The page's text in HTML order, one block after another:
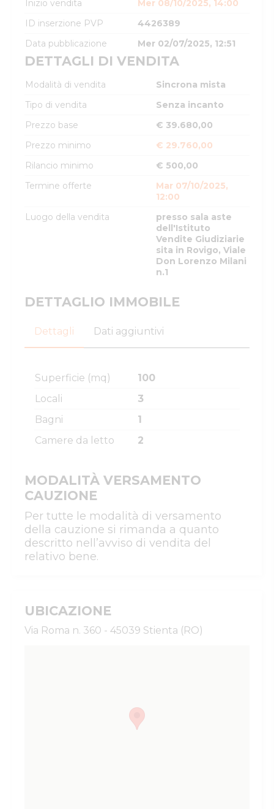
Inizio vendita
Mer 08/10/2025, 14:00
ID inserzione PVP
4426389
Data pubblicazione
Mer 02/07/2025, 12:51
DETTAGLI DI VENDITA
Modalità di vendita
Sincrona mista
Tipo di vendita
Senza incanto
Prezzo base
€ 39.680,00
Prezzo minimo
€ 29.760,00
Rilancio minimo
€ 500,00
Termine offerte
Mar 07/10/2025,
12:00
Luogo della vendita
presso sala aste
dell'Istituto
Vendite Giudiziarie
sita in Rovigo, Viale
Don Lorenzo Milani
n.1
DETTAGLIO IMMOBILE
Dettagli Dati aggiuntivi
Superficie (mq)
100
Locali
3
Bagni
1
Camere da letto
2
MODALITÀ VERSAMENTO
CAUZIONE
Per tutte le modalità di versamento
della cauzione si rimanda a quanto
descritto nell’avviso di vendita del
relativo bene.
UBICAZIONE
Via Roma n. 360 - 45039 Stienta (RO)